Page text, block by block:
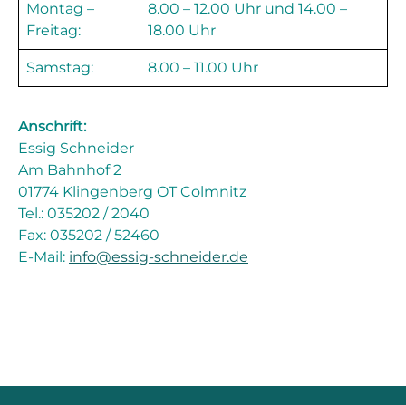
Montag –
Freitag:
8.00 – 12.00 Uhr und 14.00 –
18.00 Uhr
Samstag: 8.00 – 11.00 Uhr
Anschrift:
Essig Schneider
Am Bahnhof 2
01774 Klingenberg OT Colmnitz
Tel.: 035202 / 2040
Fax: 035202 / 52460
E-Mail: info@essig-schneider.de